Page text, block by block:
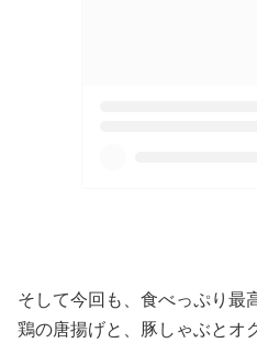
そして今回も、食べっぷり最
鶏の唐揚げと、豚しゃぶとオ